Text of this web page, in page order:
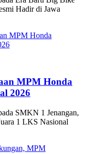
Hadir di Jawa
MPM Honda
2026
SMKN 1 Jenangan,
1 LKS Nasional